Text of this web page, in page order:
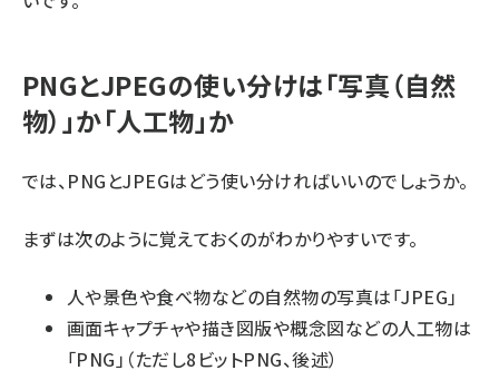
PNGとJPEGの使い分けは「写真（自然
物）」か「人工物」か
では、PNGとJPEGはどう使い分ければいいのでしょうか。
まずは次のように覚えておくのがわかりやすいです。
人や景色や食べ物などの自然物の写真は「JPEG」
画面キャプチャや描き図版や概念図などの人工物は
「PNG」（ただし8ビットPNG、後述）